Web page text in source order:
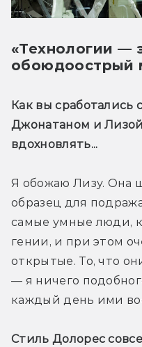
«Технологии —
обоюдоострый
Как вы сработались
Джонатаном и
вдохновлять...
Я обожаю Лизу. Она
образец для
самые умные люди,
гении, и при этом
открытые. То, что
— я ничего
каждый день ими
Стиль Долорес